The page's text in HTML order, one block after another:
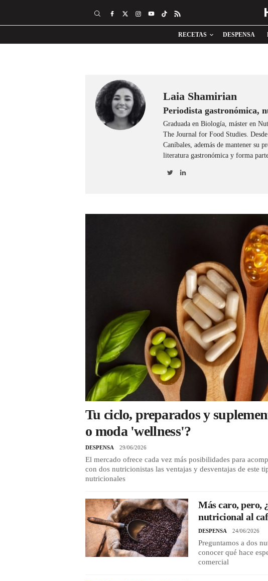
RECETAS DESPENSA
Laia Shamirian
Periodista gastronómica,
Graduada en Biología, máster en
The Journal for Food Studies.
Caníbales, además de mantener su
literatura gastronómica y forma
Tu ciclo, preparados y
o moda 'wellness'?
DESPENSA 29/06/2026
El mercado ofrece cada vez más posibilidades para
con dos nutricionistas las ventajas y desventajas de este
nutricionales
Más caro, pero,
nutricional al
DESPENSA 24/06/2026
Preguntamos a dos
conocer qué hace
comercial